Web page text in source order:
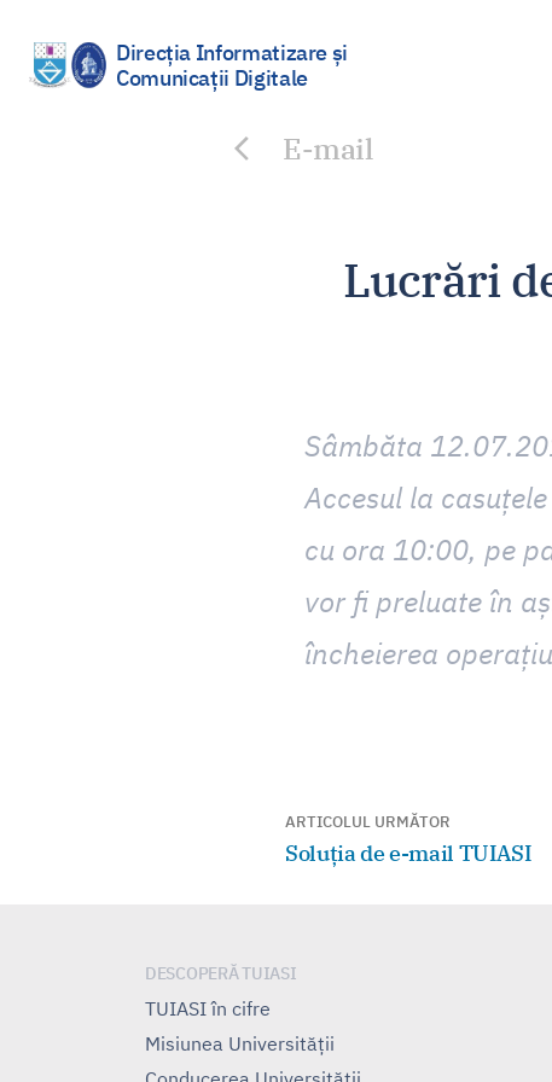
Direcția Informatizare și
Comunicații Digitale
E-mail
Lucrări
Sâmbăta
Accesul la
cu ora 10:00, pe
vor fi preluate în
încheierea
ARTICOLUL URMĂTOR
Articolul
Soluția de e-mail TUIASI
DESCOPERĂ TUIASI
TUIASI în cifre
Misiunea Universităţii